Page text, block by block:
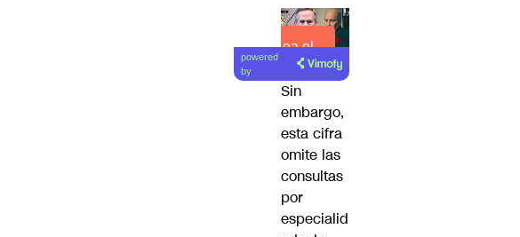
Lea el
artículo
powered
by
Sin
embargo,
esta cifra
omite las
consultas
por
especialid